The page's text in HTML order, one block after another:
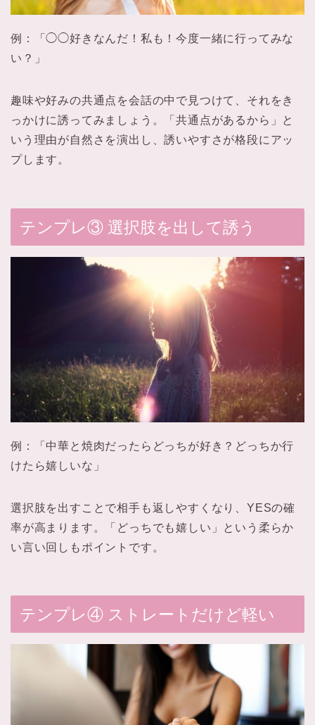
例：「◯◯好きなんだ！私も！今度一緒に行ってみな
い？」
趣味や好みの共通点を会話の中で見つけて、それをき
っかけに誘ってみましょう。「共通点があるから」と
いう理由が自然さを演出し、誘いやすさが格段にアッ
プします。
テンプレ③ 選択肢を出して誘う
例：「中華と焼肉だったらどっちが好き？どっちか行
けたら嬉しいな」
選択肢を出すことで相手も返しやすくなり、YESの確
率が高まります。「どっちでも嬉しい」という柔らか
い言い回しもポイントです。
テンプレ④ ストレートだけど軽い